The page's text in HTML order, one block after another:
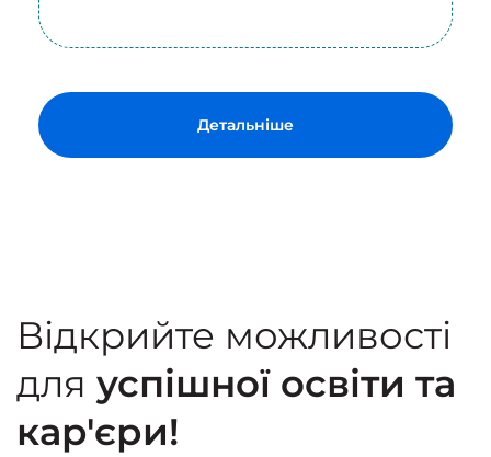
Детальніше
Відкрийте можливості
для успішної освіти та
кар'єри!